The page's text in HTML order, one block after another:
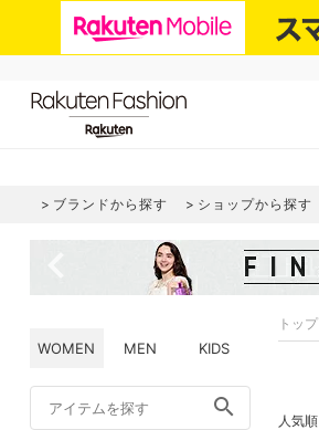
ブランドから探す ショップから探す
WOMEN MEN KIDS
search
トップ
人気順